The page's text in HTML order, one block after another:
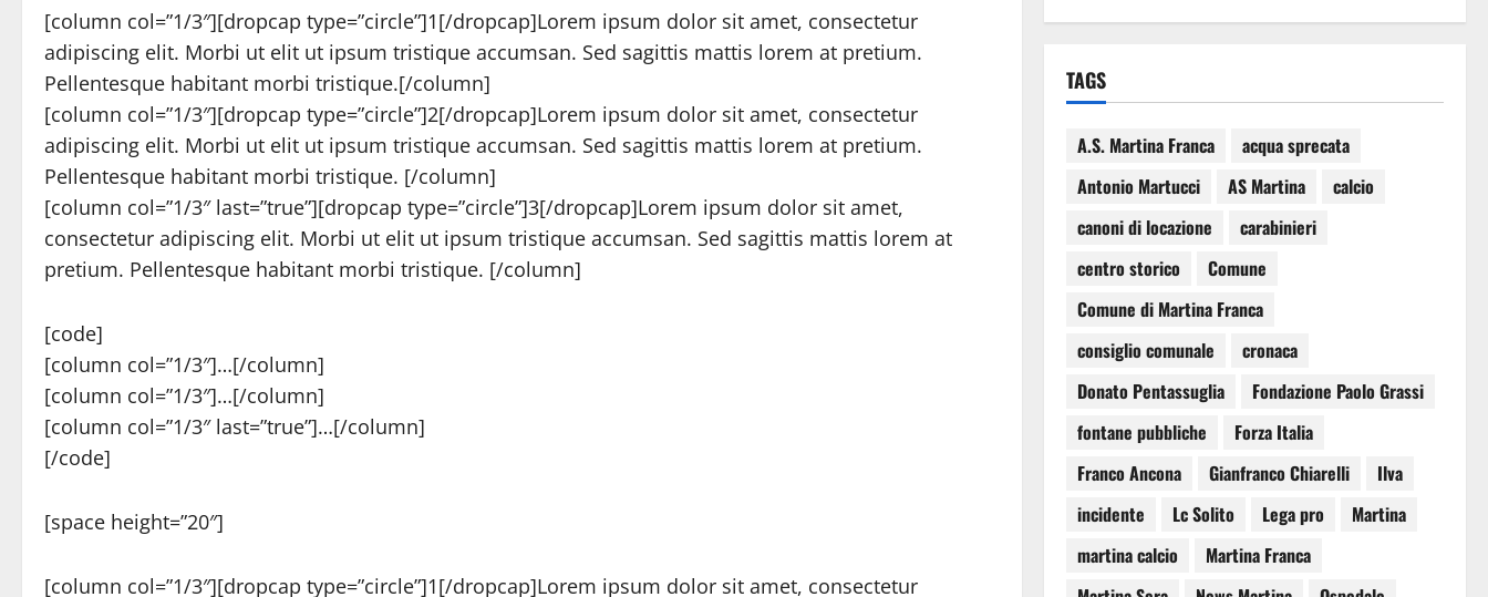
[column col=”1/3″][dropcap type=”circle”]1[/dropcap]Lorem ipsum dolor sit amet, consectetur
adipiscing elit. Morbi ut elit ut ipsum tristique accumsan. Sed sagittis mattis lorem at pretium.
Pellentesque habitant morbi tristique.[/column]
[column col=”1/3″][dropcap type=”circle”]2[/dropcap]Lorem ipsum dolor sit amet, consectetur
adipiscing elit. Morbi ut elit ut ipsum tristique accumsan. Sed sagittis mattis lorem at pretium.
Pellentesque habitant morbi tristique. [/column]
[column col=”1/3″ last=”true”][dropcap type=”circle”]3[/dropcap]Lorem ipsum dolor sit amet,
consectetur adipiscing elit. Morbi ut elit ut ipsum tristique accumsan. Sed sagittis mattis lorem at
pretium. Pellentesque habitant morbi tristique. [/column]
[code]
[column col=”1/3″]…[/column]
[column col=”1/3″]…[/column]
[column col=”1/3″ last=”true”]…[/column]
[/code]
[space height=”20″]
[column col=”1/3″][dropcap type=”circle”]1[/dropcap]Lorem ipsum dolor sit amet, consectetur
TAGS
A.S. Martina Franca
acqua sprecata
Antonio Martucci
AS Martina
calcio
canoni di locazione
carabinieri
centro storico
Comune
Comune di Martina Franca
consiglio comunale
cronaca
Donato Pentassuglia
Fondazione Paolo Grassi
fontane pubbliche
Forza Italia
Franco Ancona
Gianfranco Chiarelli
Ilva
incidente
Lc Solito Lega pro
Martina
martina calcio
Martina Franca